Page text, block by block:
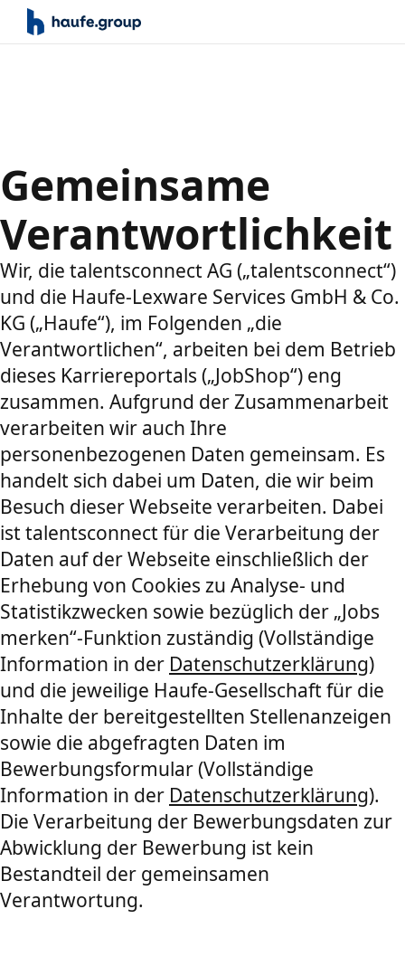
Gemeinsame
Verantwortlichkeit
Wir, die talentsconnect AG („talentsconnect“)
und die Haufe-Lexware Services GmbH & Co.
KG („Haufe“), im Folgenden „die
Verantwortlichen“, arbeiten bei dem Betrieb
dieses Karriereportals („JobShop“) eng
zusammen. Aufgrund der Zusammenarbeit
verarbeiten wir auch Ihre
personenbezogenen Daten gemeinsam. Es
handelt sich dabei um Daten, die wir beim
Besuch dieser Webseite verarbeiten. Dabei
ist talentsconnect für die Verarbeitung der
Daten auf der Webseite einschließlich der
Erhebung von Cookies zu Analyse- und
Statistikzwecken sowie bezüglich der „Jobs
merken“-Funktion zuständig (Vollständige
Information in der Datenschutzerklärung)
und die jeweilige Haufe-Gesellschaft für die
Inhalte der bereitgestellten Stellenanzeigen
sowie die abgefragten Daten im
Bewerbungsformular (Vollständige
Information in der Datenschutzerklärung).
Die Verarbeitung der Bewerbungsdaten zur
Abwicklung der Bewerbung ist kein
Bestandteil der gemeinsamen
Verantwortung.